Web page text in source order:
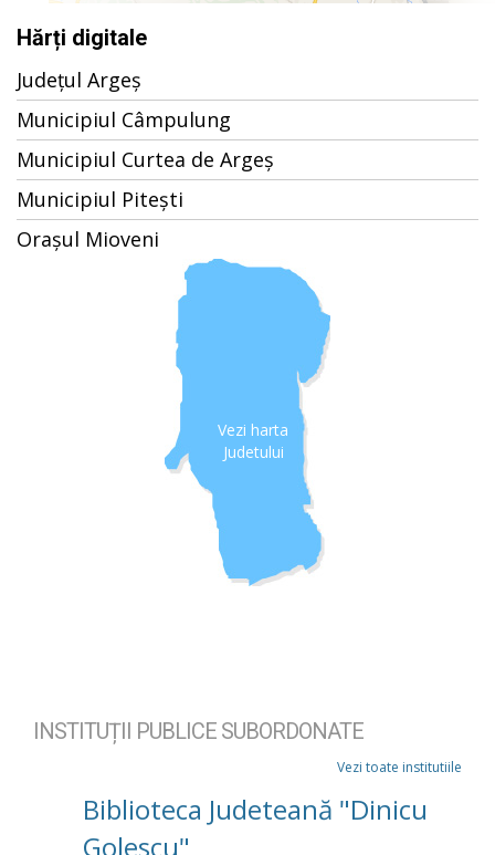
Hărți digitale
Județul Argeș
Municipiul Câmpulung
Municipiul Curtea de Argeș
Municipiul Pitești
Orașul Mioveni
Vezi harta
Judetului
INSTITUȚII PUBLICE SUBORDONATE
Vezi toate institutiile
Biblioteca Judeteană "Dinicu
Golescu"